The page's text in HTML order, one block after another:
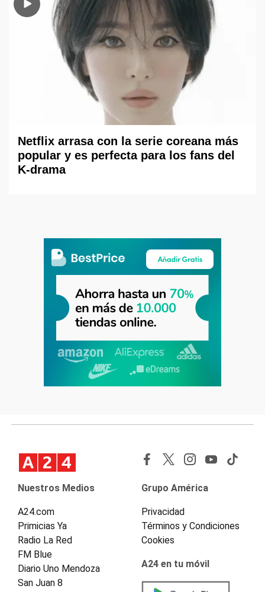
Netflix arrasa con la serie coreana más
popular y es perfecta para los fans del
K-drama
Nuestros Medios
A24.com
Primicias Ya
Radio La Red
FM Blue
Diario Uno Mendoza
San Juan 8
Grupo América
Privacidad
Términos y Condiciones
Cookies
A24 en tu móvil